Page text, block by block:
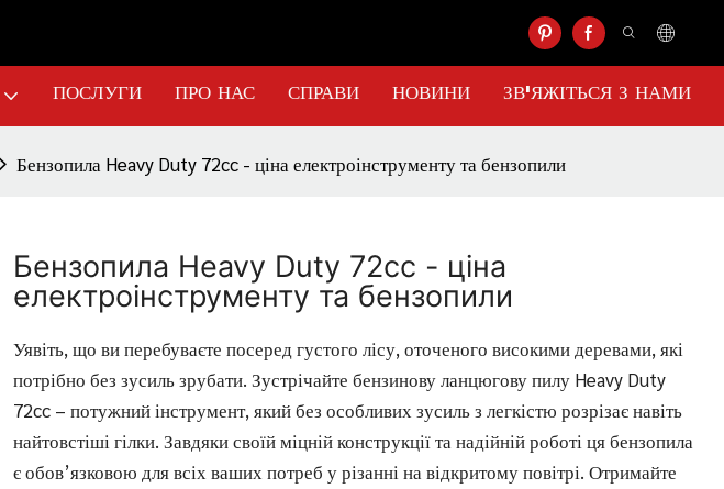
ПОСЛУГИ ПРО НАС СПРАВИ НОВИНИ ЗВ'ЯЖІТЬСЯ З НАМИ
Бензопила Heavy Duty 72cc - ціна електроінструменту та бензопили
Бензопила Heavy Duty 72cc - ціна
електроінструменту та бензопили
Уявіть, що ви перебуваєте посеред густого лісу, оточеного високими деревами, які
потрібно без зусиль зрубати. Зустрічайте бензинову ланцюгову пилу Heavy Duty
72cc – потужний інструмент, який без особливих зусиль з легкістю розрізає навіть
найтовстіші гілки. Завдяки своїй міцній конструкції та надійній роботі ця бензопила
є обов’язковою для всіх ваших потреб у різанні на відкритому повітрі. Отримайте